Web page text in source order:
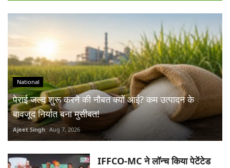
National
पेराई जल्द शुरू करने की नौबत क्यों आई? कम उत्पादन के
बावजूद निर्यात बना मुसीबत!
Ajeet Singh Aug 7, 2026
IFFCO-MC ने लॉन्च किया पेटेंटेड